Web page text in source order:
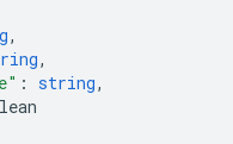
,
,
: string,